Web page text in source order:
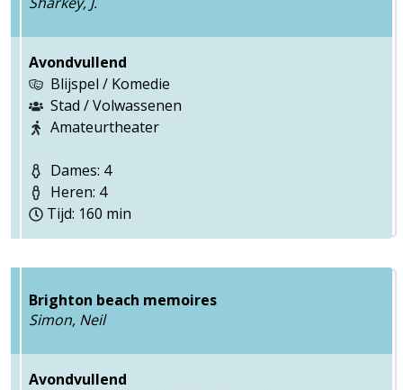
Avondvullend
Blijspel / Komedie
Stad / Volwassenen
Amateurtheater
Dames: 4
Heren: 4
Tijd: 160 min
Brighton beach memoires
Simon, Neil
Avondvullend